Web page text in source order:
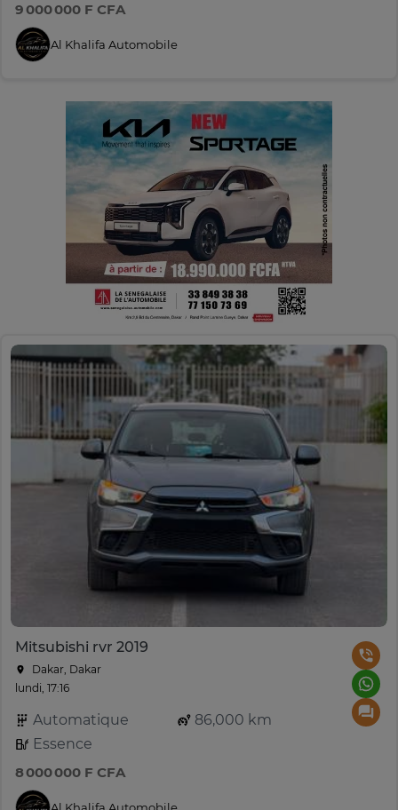
9 000 000 F CFA
Al Khalifa Automobile
Mitsubishi rvr 2019
Dakar, Dakar
lundi, 17:16
Automatique
86,000 km
Essence
8 000 000 F CFA